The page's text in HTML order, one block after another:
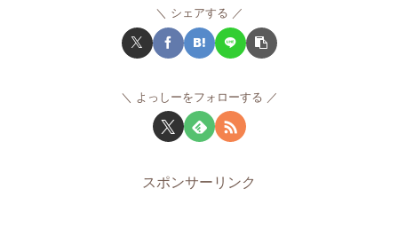
シェアする
よっしーをフォローする
スポンサーリンク